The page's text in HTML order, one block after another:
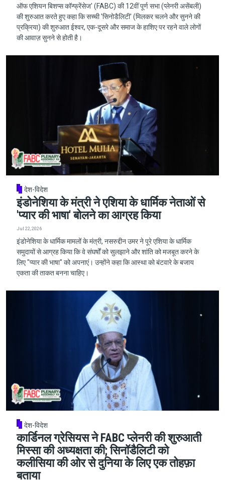
ऑफ एशियन बिशप्स कॉन्फ्रेंसेज' (FABC) की 12वीं पूर्ण सभा (प्लेनरी असेंबली)
की शुरुआत करते हुए कहा कि सच्ची 'सिनोडैलिटी' (मिलकर चलने और सुनने की
प्रक्रिया) की शुरुआत ईश्वर, एक-दूसरे और समाज के हाशिए पर रहने वाले लोगों
की आवाज़ सुनने से होती है।
देश-विदेश
इंडोनेशिया के मंत्री ने एशिया के धार्मिक नेताओं से
'प्यार की भाषा' बोलने का आग्रह किया
Jul 22, 2026
इंडोनेशिया के धार्मिक मामलों के मंत्री, नसरुद्दीन उमर ने पूरे एशिया के धार्मिक
समुदायों से आग्रह किया कि वे संघर्षों को सुलझाने और शांति को मजबूत करने के
लिए "प्यार की भाषा" को अपनाएं। उन्होंने कहा कि आस्था को बंटवारे के बजाय
एकता की ताकत बनना चाहिए।
देश-विदेश
कार्डिनल ग्रेसियस ने FABC प्लेनरी की शुरुआती
मिस्सा की अध्यक्षता की; सिनॉडैलिटी को
कलीसिया की ओर से दुनिया के लिए एक तोहफ़ा
बताया